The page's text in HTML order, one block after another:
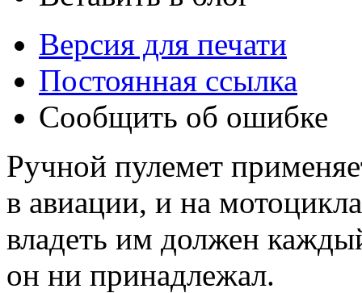
Версия для печати
Постоянная ссылка
Сообщить об ошибке
Ручной пулемет
в авиации, и на
владеть им должен
он ни принадлежал.